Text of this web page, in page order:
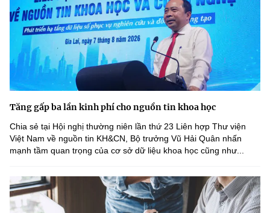
Tăng gấp ba lần kinh phí cho nguồn tin khoa học
Chia sẻ tại Hội nghị thường niên lần thứ 23 Liên hợp Thư viện
Việt Nam về nguồn tin KH&CN, Bộ trưởng Vũ Hải Quân nhấn
mạnh tầm quan trọng của cơ sở dữ liệu khoa học cũng như...